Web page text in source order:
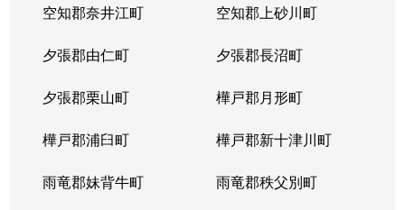
空知郡奈井江町 空知郡上砂川町
夕張郡由仁町 夕張郡長沼町
夕張郡栗山町 樺戸郡月形町
樺戸郡浦臼町 樺戸郡新十津川町
雨竜郡妹背牛町 雨竜郡秩父別町